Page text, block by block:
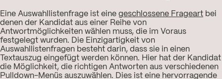
Eine Auswahllistenfrage ist eine geschlossene Frageart bei
denen der Kandidat aus einer Reihe von
Antwortmöglichkeiten wählen muss, die im Voraus
festgelegt wurden. Die Einzigartigkeit von
Auswahllistenfragen besteht darin, dass sie in einen
Textauszug eingefügt werden können. Hier hat der Kandidat
die Möglichkeit, die richtigen Antworten aus verschiedenen
Pulldown-Menüs auszuwählen. Dies ist eine hervorragende